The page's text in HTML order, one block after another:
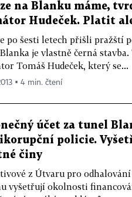
na Blanku máme,
Hudeček. Platit
po šesti letech přišli pražští
je vlastně černá
Tomáš Hudeček, který se...
▪ 4 min. čtení
účet za tunel
policie.
činy
z Útvaru pro
vyšetřují okolnosti